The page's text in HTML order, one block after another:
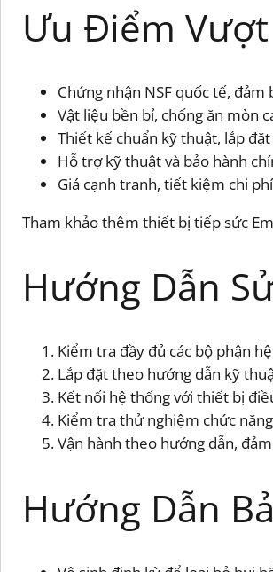
Ưu Điểm
Chứng nhận NSF quốc tế,
Vật liệu bền bỉ, chống ăn mòn
Thiết kế chuẩn kỹ thuật, lắp
Hỗ trợ kỹ thuật và bảo hành
Giá cạnh tranh, tiết kiệm chi
Tham khảo thêm thiết bị tiếp sức
Hướng Dẫn
Kiểm tra đầy đủ các bộ phận
Lắp đặt theo hướng dẫn kỹ
Kết nối hệ thống với thiết bị
Kiểm tra thử nghiệm chức
Vận hành theo hướng dẫn,
Hướng Dẫn